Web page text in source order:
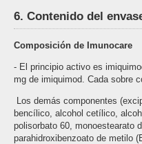
6. Contenido del
Composición de Imunocare
- El principio activo es
mg de imiquimod. Cada sobre
Los demás componentes
bencílico, alcohol cetílico,
polisorbato 60, monoestearato
parahidroxibenzoato de metilo